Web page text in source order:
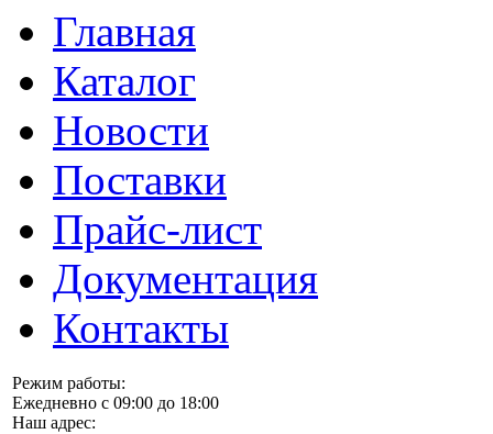
Главная
Каталог
Новости
Поставки
Прайс-лист
Документация
Контакты
Режим работы:
Ежедневно с 09:00 до 18:00
Наш адрес: